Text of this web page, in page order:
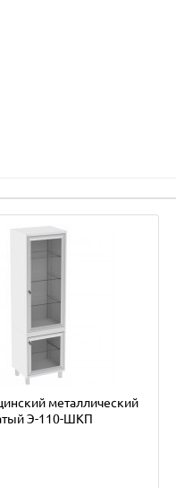
металлический
Э-110-ШКП